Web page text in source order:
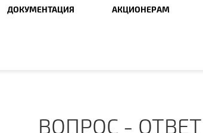
ДОКУМЕНТАЦИЯ АКЦИОНЕРАМ
ВОПРОС - ОТВЕТ